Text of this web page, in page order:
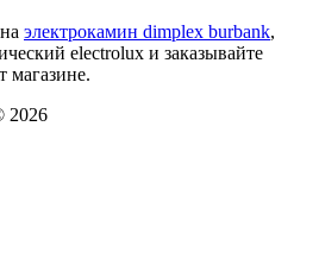
электрокамин dimplex burbank,
electrolux и заказывайте
магазине.
2026